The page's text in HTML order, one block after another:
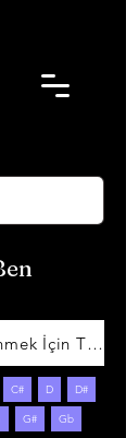
Bu Şarkıyı Çalmayı Öğrenmek İçin Tıklayın
C# D D#
G# Gb